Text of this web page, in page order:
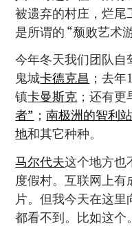
被遗弃的村庄，烂
是所谓的 “颓败艺术
今年冬天我们团队自
鬼城卡德克昌 ；去
镇卡曼斯克 ；还有
者” ；南极洲的智利站
地和其它种种。
马尔代夫这个地方也
度假村。互联网上
片。但我今天在这
都看不到。比如这